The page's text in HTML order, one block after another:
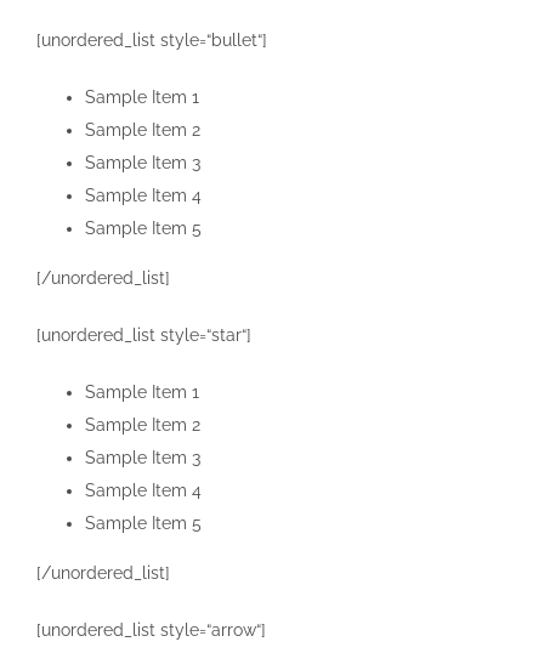
[unordered_list style=“bullet“]
Sample Item 1
Sample Item 2
Sample Item 3
Sample Item 4
Sample Item 5
[/unordered_list]
[unordered_list style=“star“]
Sample Item 1
Sample Item 2
Sample Item 3
Sample Item 4
Sample Item 5
[/unordered_list]
[unordered_list style=“arrow“]